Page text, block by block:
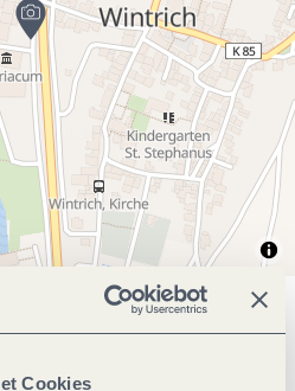
Cookies
Informationen